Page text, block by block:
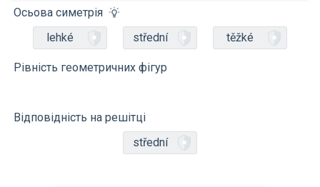
Осьова симетрія
lehké
střední těžké
Рівність геометричних фігур
Відповідність на решітці
střední